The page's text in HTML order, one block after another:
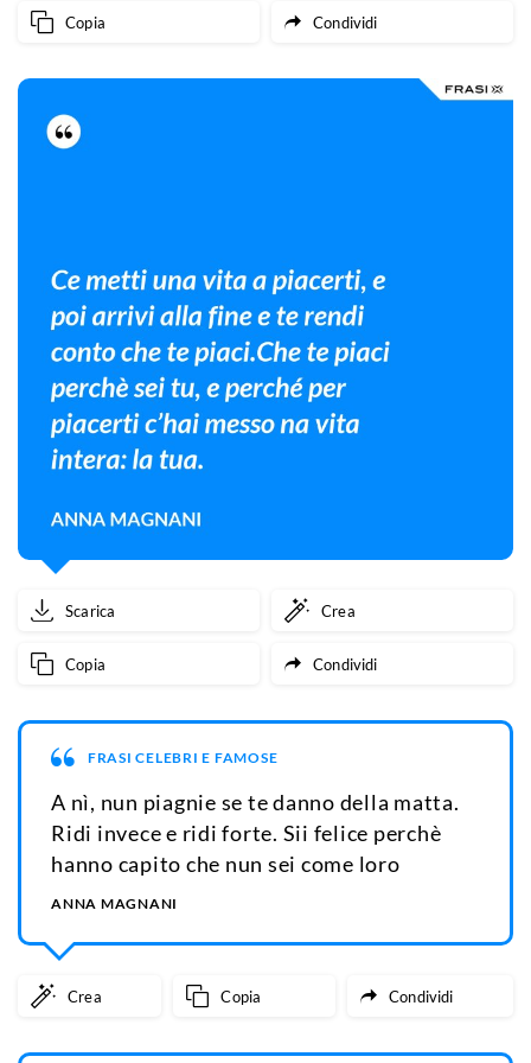
Copia Condividi
Scarica Crea
Copia Condividi
FRASI CELEBRI E FAMOSE
A nì, nun piagnie se te danno della matta.
Ridi invece e ridi forte. Sii felice perchè
hanno capito che nun sei come loro
ANNA MAGNANI
Crea Copia Condividi